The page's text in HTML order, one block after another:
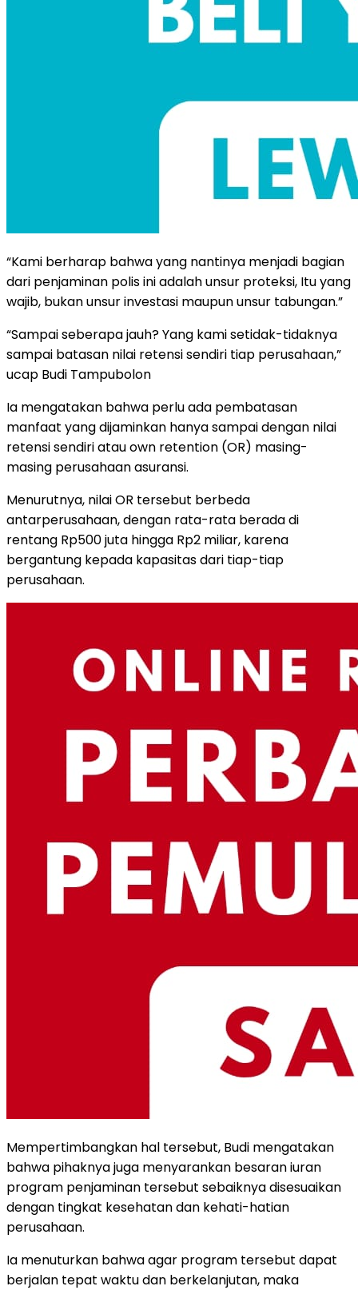
“Kami berharap bahwa yang nantinya menjadi bagian
dari penjaminan polis ini adalah unsur proteksi, Itu yang
wajib, bukan unsur investasi maupun unsur tabungan.”
“Sampai seberapa jauh? Yang kami setidak-tidaknya
sampai batasan nilai retensi sendiri tiap perusahaan,”
ucap Budi Tampubolon
Ia mengatakan bahwa perlu ada pembatasan
manfaat yang dijaminkan hanya sampai dengan nilai
retensi sendiri atau own retention (OR) masing-
masing perusahaan asuransi.
Menurutnya, nilai OR tersebut berbeda
antarperusahaan, dengan rata-rata berada di
rentang Rp500 juta hingga Rp2 miliar, karena
bergantung kepada kapasitas dari tiap-tiap
perusahaan.
Mempertimbangkan hal tersebut, Budi mengatakan
bahwa pihaknya juga menyarankan besaran iuran
program penjaminan tersebut sebaiknya disesuaikan
dengan tingkat kesehatan dan kehati-hatian
perusahaan.
Ia menuturkan bahwa agar program tersebut dapat
berjalan tepat waktu dan berkelanjutan, maka